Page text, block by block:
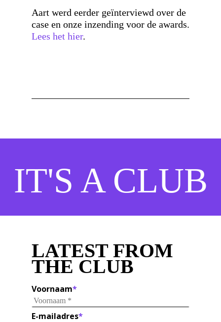
Aart werd eerder geïnterviewd over de
case en onze inzending voor de awards.
Lees het hier.
IT'S A CLUB
LATEST FROM
THE CLUB
Voornaam*
E-mailadres*